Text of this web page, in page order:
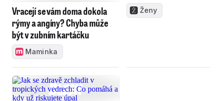
Vracejí se vám doma dokola
rýmy a angíny? Chyba může
být v zubním kartáčku
Maminka
Ženy